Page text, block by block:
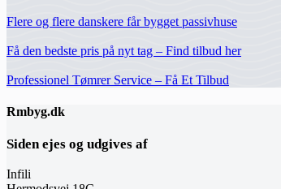
Flere og flere danskere får bygget passivhuse
Få den bedste pris på nyt tag – Find tilbud her
Professionel Tømrer Service – Få Et Tilbud
Rmbyg.dk
Siden ejes og udgives af
Infili